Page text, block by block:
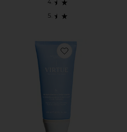
Favorite